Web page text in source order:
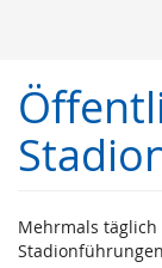
springen
Mehrmals